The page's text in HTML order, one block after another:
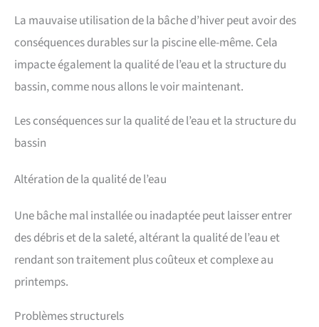
La mauvaise utilisation de la bâche d’hiver peut avoir des
conséquences durables sur la piscine elle-même. Cela
impacte également la qualité de l’eau et la structure du
bassin, comme nous allons le voir maintenant.
Les conséquences sur la qualité de l’eau et la structure du
bassin
Altération de la qualité de l’eau
Une bâche mal installée ou inadaptée peut laisser entrer
des débris et de la saleté, altérant la qualité de l’eau et
rendant son traitement plus coûteux et complexe au
printemps.
Problèmes structurels